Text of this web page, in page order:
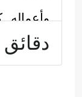
عليه،
دقائق